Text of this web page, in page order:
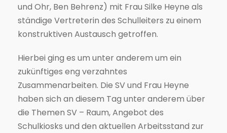
und Ohr, Ben Behrenz) mit Frau Silke Heyne als
ständige Vertreterin des Schulleiters zu einem
konstruktiven Austausch getroffen.
Hierbei ging es um unter anderem um ein
zukünftiges eng verzahntes
Zusammenarbeiten. Die SV und Frau Heyne
haben sich an diesem Tag unter anderem über
die Themen SV – Raum, Angebot des
Schulkiosks und den aktuellen Arbeitsstand zur